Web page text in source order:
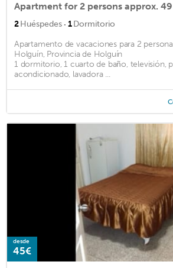
Apartment for 2 persons approx.
2Huéspedes · 1Dormitorio
Apartamento de vacaciones para 2
Holguín, Provincia de Holguín
1 dormitorio, 1 cuarto de baño, televisión,
acondicionado, lavadora ...
desde
45€